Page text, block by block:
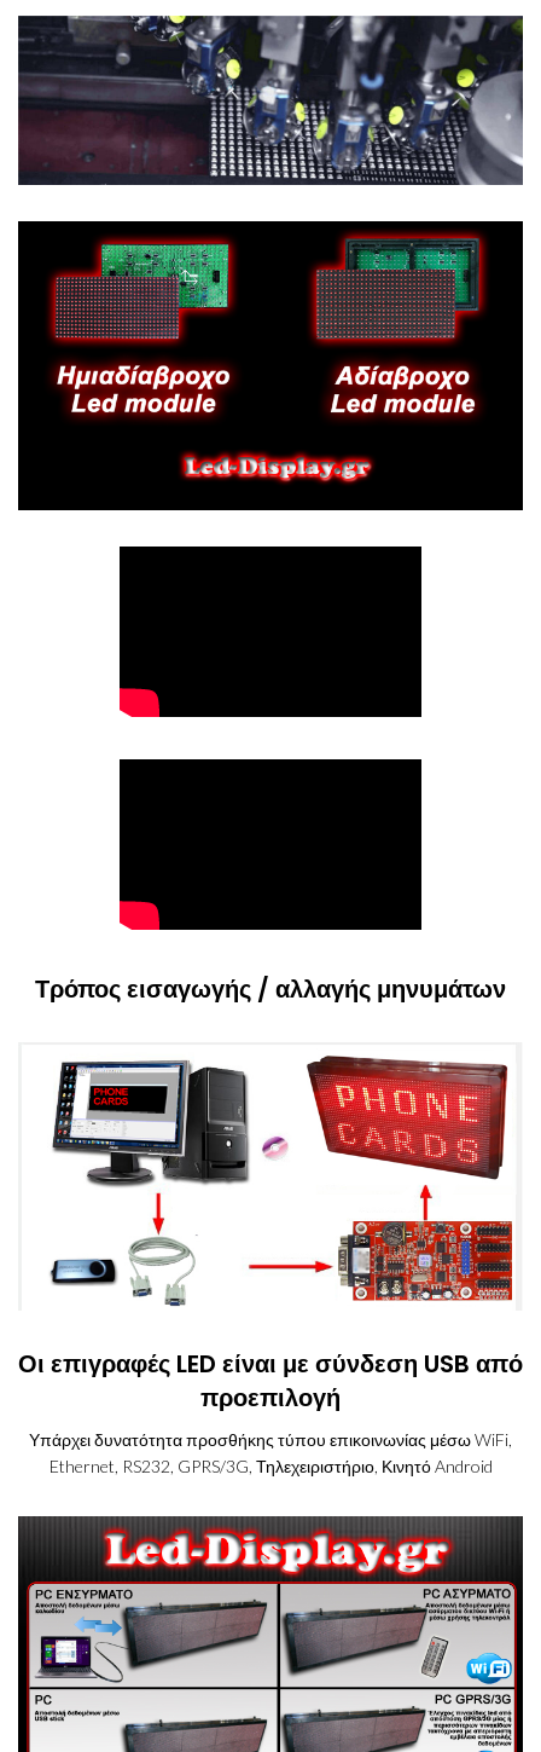
Τρόπος εισαγωγής / αλλαγής μηνυμάτων
Οι επιγραφές LED είναι με σύνδεση USB από
προεπιλογή
Υπάρχει δυνατότητα προσθήκης τύπου επικοινωνίας μέσω WiFi,
Ethernet, RS232, GPRS/3G, Τηλεχειριστήριο, Κινητό Android